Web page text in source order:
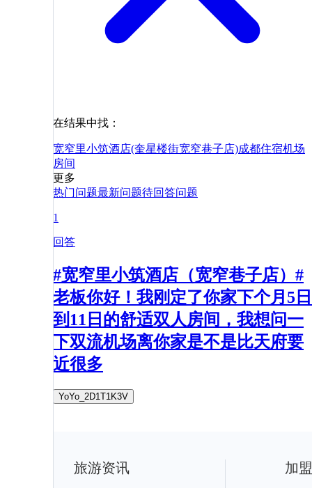
在结果中找：
宽窄里小筑酒店(奎星楼街宽窄巷子店)成都住宿机场
房间
更多
热门问题最新问题待回答问题
1
回答
#宽窄里小筑酒店（宽窄巷子店）#
老板你好！我刚定了你家下个月5日
到11日的舒适双人房间，我想问一
下双流机场离你家是不是比天府要
近很多
YoYo_2D1T1K3V
旅游资讯 加